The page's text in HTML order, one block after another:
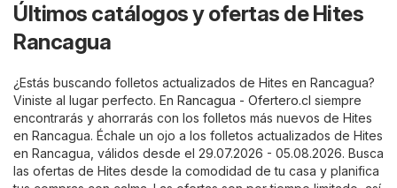
Últimos catálogos y ofertas de Hites
Rancagua
¿Estás buscando folletos actualizados de Hites en Rancagua?
Viniste al lugar perfecto. En Rancagua - Ofertero.cl siempre
encontrarás y ahorrarás con los folletos más nuevos de Hites
en Rancagua. Échale un ojo a los folletos actualizados de Hites
en Rancagua, válidos desde el 29.07.2026 - 05.08.2026. Busca
las ofertas de Hites desde la comodidad de tu casa y planifica